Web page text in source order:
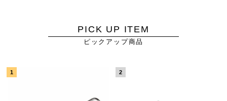
PICK UP ITEM
ピックアップ商品